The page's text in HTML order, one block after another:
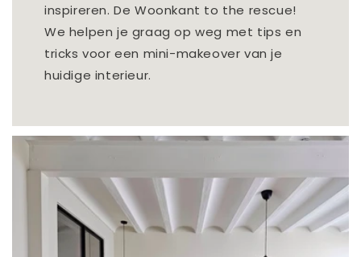
inspireren. De Woonkant to the rescue!
We helpen je graag op weg met tips en
tricks voor een mini-makeover van je
huidige interieur.